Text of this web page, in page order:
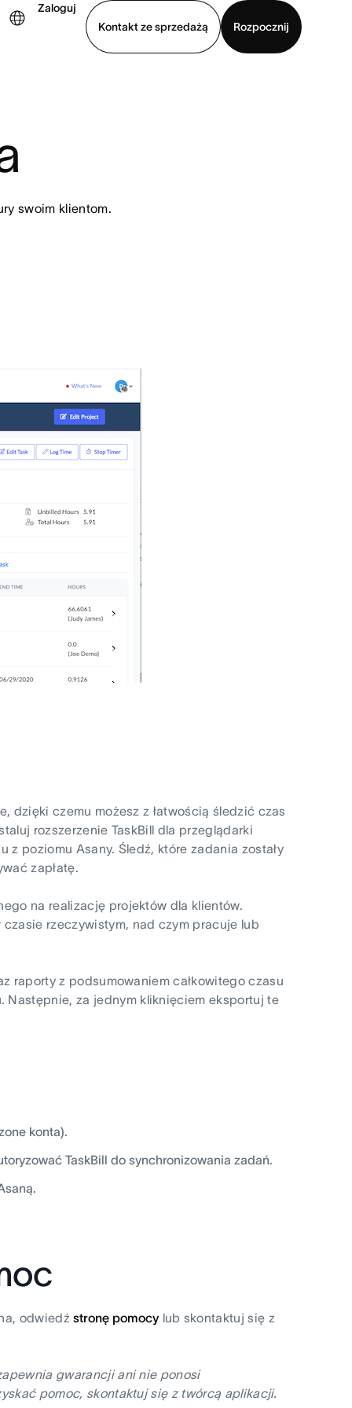
Zaloguj
Kontakt ze sprzedażą
Rozpocznij
swoim klientom.
dzięki czemu możesz z łatwością śledzić czas
rozszerzenie TaskBill dla przeglądarki
z poziomu Asany. Śledź, które zadania zostały
zapłatę.
na realizację projektów dla klientów.
rzeczywistym, nad czym pracuje lub
raporty z podsumowaniem całkowitego czasu
Następnie, za jednym kliknięciem eksportuj te
konta).
TaskBill do synchronizowania zadań.
odwiedźstronę pomocy lub skontaktuj się z
gwarancji ani nie ponosi
pomoc, skontaktuj się z twórcą aplikacji.